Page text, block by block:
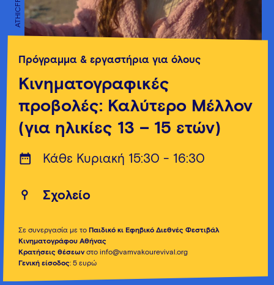
ATHICFF
Πρόγραμμα & εργαστήρια για όλους
Κινηματογραφικές
προβολές: Καλύτερο Μέλλον
(για ηλικίες 13 – 15 ετών)
Κάθε Κυριακή 15:30 - 16:30
Σχολείο
Σε συνεργασία με το Παιδικό κι Εφηβικό Διεθνές Φεστιβάλ
Κινηματογράφου Αθήνας
Κρατήσεις θέσεωνστο info@vamvakourevival.org
Γενική είσοδος: 5 ευρώ